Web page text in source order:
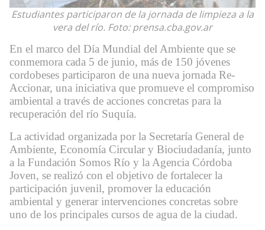
Estudiantes participaron de la jornada de limpieza a la
vera del río. Foto: prensa.cba.gov.ar
En el marco del Día Mundial del Ambiente que se
conmemora cada 5 de junio, más de 150 jóvenes
cordobeses participaron de una nueva jornada Re-
Accionar, una iniciativa que promueve el compromiso
ambiental a través de acciones concretas para la
recuperación del río Suquía.
La actividad organizada por la Secretaría General de
Ambiente, Economía Circular y Biociudadanía, junto
a la Fundación Somos Río y la Agencia Córdoba
Joven, se realizó con el objetivo de fortalecer la
participación juvenil, promover la educación
ambiental y generar intervenciones concretas sobre
uno de los principales cursos de agua de la ciudad.